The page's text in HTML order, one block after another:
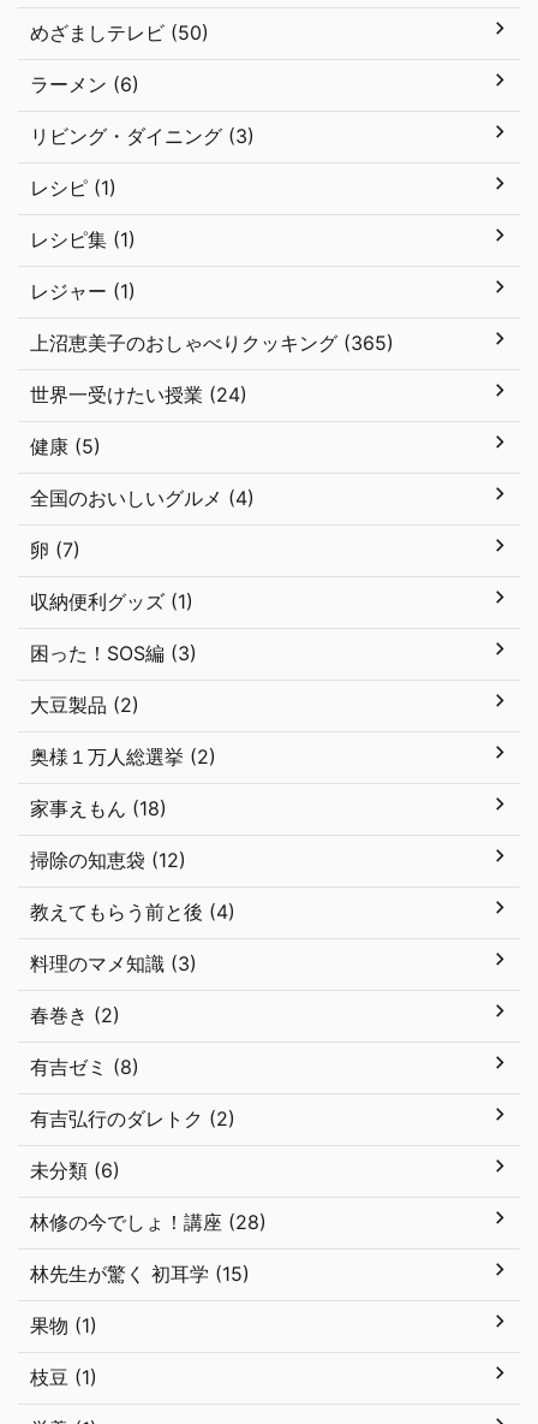
めざましテレビ (50)
ラーメン (6)
リビング・ダイニング (3)
レシピ (1)
レシピ集 (1)
レジャー (1)
上沼恵美子のおしゃべりクッキング (365)
世界一受けたい授業 (24)
健康 (5)
全国のおいしいグルメ (4)
卵 (7)
収納便利グッズ (1)
困った！SOS編 (3)
大豆製品 (2)
奥様１万人総選挙 (2)
家事えもん (18)
掃除の知恵袋 (12)
教えてもらう前と後 (4)
料理のマメ知識 (3)
春巻き (2)
有吉ゼミ (8)
有吉弘行のダレトク (2)
未分類 (6)
林修の今でしょ！講座 (28)
林先生が驚く 初耳学 (15)
果物 (1)
枝豆 (1)